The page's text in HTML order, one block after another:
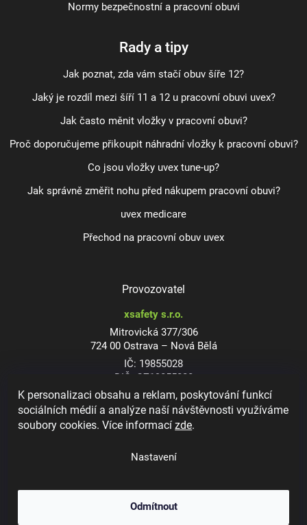
K personalizaci obsahu a reklam, poskytování funkcí
sociálních médií a analýze naší návštěvnosti využíváme
soubory cookies. Více informacízde.
Nastavení
Odmítnout
Normy bezpečnostní a pracovní obuvi
Rady a tipy
Jak poznat, zda vám stačí obuv šíře 12?
Jaký je rozdíl mezi šíří 11 a 12 u pracovní obuvi uvex?
Jak často měnit vložky v pracovní obuvi?
Proč doporučujeme přikoupit náhradní vložky k pracovní obuvi?
Co jsou vložky uvex tune-up?
Jak správně změřit nohu před nákupem pracovní obuvi?
uvex medicare
Přechod na pracovní obuv uvex
Provozovatel
xsafety s.r.o.
Mitrovická 377/306
724 00 Ostrava – Nová Bělá
IČ: 19855028
DIČ: CZ19855028
Dioptrické ochranné brýle